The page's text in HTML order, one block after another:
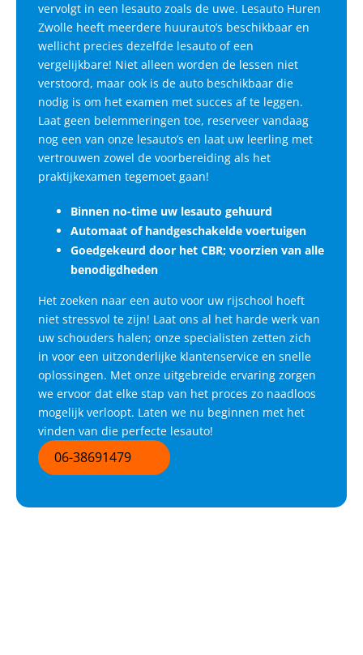
vervolgt in een lesauto zoals de uwe. Lesauto Huren
Zwolle heeft meerdere huurauto’s beschikbaar en
wellicht precies dezelfde lesauto of een
vergelijkbare! Niet alleen worden de lessen niet
verstoord, maar ook is de auto beschikbaar die
nodig is om het examen met succes af te leggen.
Laat geen belemmeringen toe, reserveer vandaag
nog een van onze lesauto’s en laat uw leerling met
vertrouwen zowel de voorbereiding als het
praktijkexamen tegemoet gaan!
Binnen no-time uw lesauto gehuurd
Automaat of handgeschakelde voertuigen
Goedgekeurd door het CBR; voorzien van alle
benodigdheden
Het zoeken naar een auto voor uw rijschool hoeft
niet stressvol te zijn! Laat ons al het harde werk van
uw schouders halen; onze specialisten zetten zich
in voor een uitzonderlijke klantenservice en snelle
oplossingen. Met onze uitgebreide ervaring zorgen
we ervoor dat elke stap van het proces zo naadloos
mogelijk verloopt. Laten we nu beginnen met het
vinden van die perfecte lesauto!
06-38691479